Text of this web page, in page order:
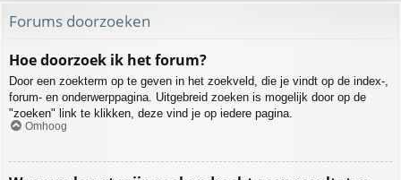
Forums doorzoeken
Hoe doorzoek ik het forum?
Door een zoekterm op te geven in het zoekveld, die je vindt op de index-,
forum- en onderwerppagina. Uitgebreid zoeken is mogelijk door op de
"zoeken" link te klikken, deze vind je op iedere pagina.
Omhoog